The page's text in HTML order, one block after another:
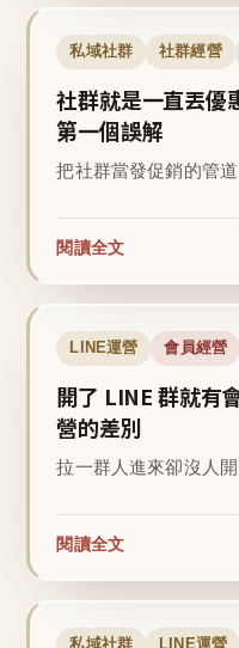
私域社群 社群經營
社群就是一直丟優
第一個誤解
把社群當發促銷的管
閱讀全文
LINE運營 會員經營
開了 LINE 群就有
營的差別
拉一群人進來卻沒人
閱讀全文